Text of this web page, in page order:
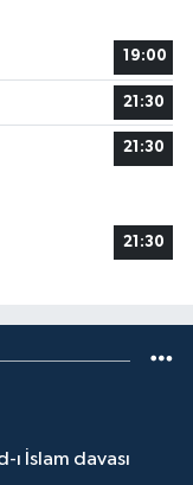
19:00
21:30
21:30
21:30
İslam davası